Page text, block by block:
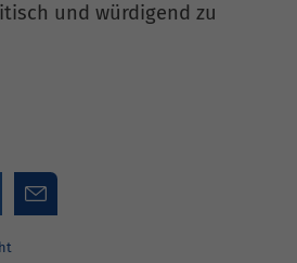
und würdigend zu